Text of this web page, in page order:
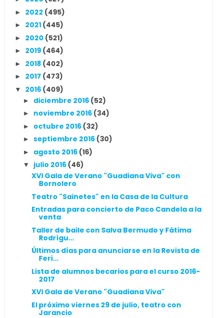
► 2022 (495)
► 2021 (445)
► 2020 (521)
► 2019 (464)
► 2018 (402)
► 2017 (473)
▼ 2016 (409)
► diciembre 2016 (52)
► noviembre 2016 (34)
► octubre 2016 (32)
► septiembre 2016 (30)
► agosto 2016 (16)
▼ julio 2016 (46)
XVI Gala de Verano "Guadiana Viva" con
Bornolero
Teatro "Sainetes" en la Casa de la Cultura
Entradas para concierto de Paco Candela a la
venta
Taller de baile con Salva Bermudo y Fátima
Rodrígu...
Últimos días para anunciarse en la Revista de
Feri...
Lista de alumnos becarios para el curso 2016-
2017
XVI Gala de Verano "Guadiana Viva"
El próximo viernes 29 de julio, teatro con
Jarancio